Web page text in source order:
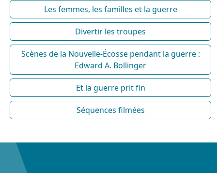
Les femmes, les familles et la guerre
Divertir les troupes
Scènes de la Nouvelle-Écosse pendant la guerre :
Edward A. Bollinger
Et la guerre prit fin
Séquences filmées